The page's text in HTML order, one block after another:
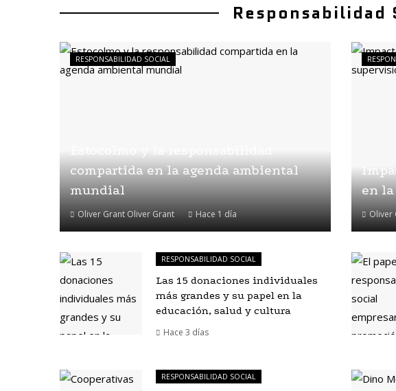
Responsabilidad
compartida en la agenda ambiental
mundial
Oliver Grant Oliver Grant Hace 1 día
RESPONSABILIDAD SOCIAL
en
Oliver
RESPONSABILIDAD SOCIAL
Las 15 donaciones individuales
más grandes y su papel en la
educación, salud y cultura
Hace 3 días
RESPONSABILIDAD SOCIAL